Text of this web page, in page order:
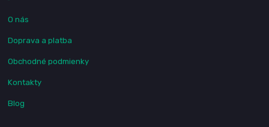
O nás
Doprava a platba
Obchodné podmienky
Kontakty
Blog